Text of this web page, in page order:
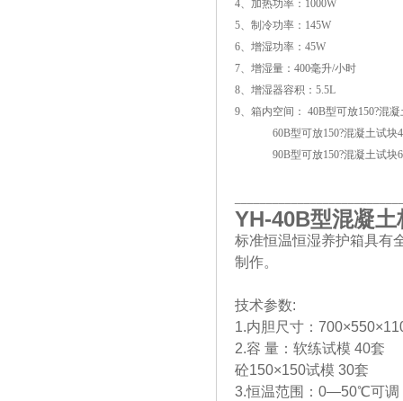
4、加热功率：1000W
5、制冷功率：145W
6、增湿功率：45W
7、增湿量：400毫升/小时
8、增湿器容积：5.5L
9、箱内空间： 40B型可放150?混
60B型可放150?混凝土试块
90B型可放150?混凝土试块
YH-40B型混凝土
标准恒温恒湿养护箱具有
制作。
技术参数:
1.内胆尺寸：
2.容 量：软练试模 40套
砼150×150试模 30套
3.恒温范围：0—50℃可